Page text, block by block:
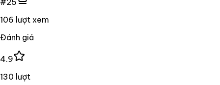
106 lượt xem
Đánh giá
4.9
130 lượt